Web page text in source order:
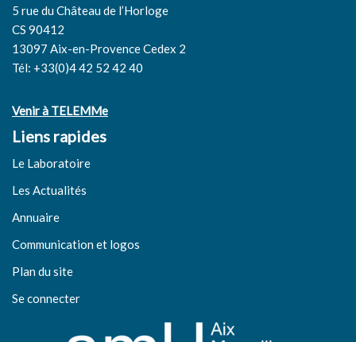
5 rue du Château de l’Horloge
CS 90412
13097 Aix-en-Provence Cedex 2
Tél: +33(0)4 42 52 42 40
Venir à TELEMMe
Liens rapides
Le Laboratoire
Les Actualités
Annuaire
Communication et logos
Plan du site
Se connecter